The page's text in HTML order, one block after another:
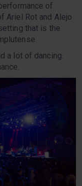
of
Ariel Rot and Alejo
that is the
a lot of dancing.